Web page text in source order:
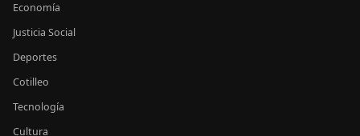
Economía
Justicia Social
Deportes
Cotilleo
Tecnología
Cultura